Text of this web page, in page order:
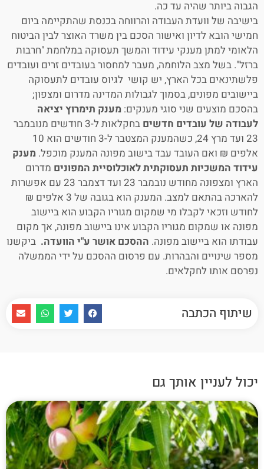
הגבוה ביותר שהיה עד כה.
בישיבה של וועדת העבודה והרווחה בכנסת שהתקיימה ביום
חמישי הובא לדיון ואישור הסכם בין משרד האוצר לבין הביטוח
הלאומי למתן מענקי עידוד והמשך תעסוקה במלחמת "חרבות
ברזל". בשל מצב הלוחמה, מעבר למחסור בעובדים זרים ועובדים
פלשתינאים בכל הארץ, יש קושי לגיוס עובדים לתעסוקה
ביישובים מפונים, בסמוך לגבולות המדינה מדרום ומצפון;
בהסכם מוצעים שני סוגי מענקים: מענק תימרוץ יציאה
לעבודה של עובדים חדשים
בחקלאות ל-3 חודשים מנובמבר
23 ועד מרץ 24, כשהמענק המצטבר ל-3 חודשים הוא 10
אלפים ₪ ואם העובד עבד בישוב מפונה המענק מוכפל. מענק
עידוד המשכיות תעסוקתית לאוכלוסיית המפונים מדרום
הארץ ומצפונה מחודש נובמבר 23 ועד דצמבר 23 עם אפשרות
להארכה בהתאם למצב. המענק הוא בגובה של 3 אלפים ₪
לחודש וזכאי לקבלו מי שמקום מגוריו הקבוע הוא ביישוב
מפונה או שמקום מגוריו הקבוע אינו ביישוב מפונה, אך מקום
עבודתו הוא ביישוב מפונה. ההסכם אושר ע"י הוועדה. ביקשנו
מספר שינויים והבהרות. עם פרסום ההסכם על ידי הממשלה
נפרסם אותו לחקלאים.
שיתוף הכתבה
יכול לעניין אותך גם